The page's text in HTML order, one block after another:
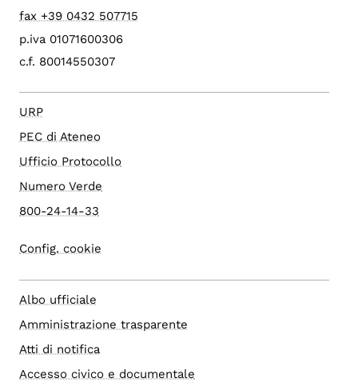
fax +39 0432 507715
p.iva 01071600306
c.f. 80014550307
URP
PEC di Ateneo
Ufficio Protocollo
Numero Verde
800-24-14-33
Config. cookie
Albo ufficiale
Amministrazione trasparente
Atti di notifica
Accesso civico e documentale